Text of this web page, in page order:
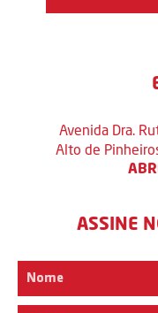
Avenida Dra.
Alto de
ASSINE